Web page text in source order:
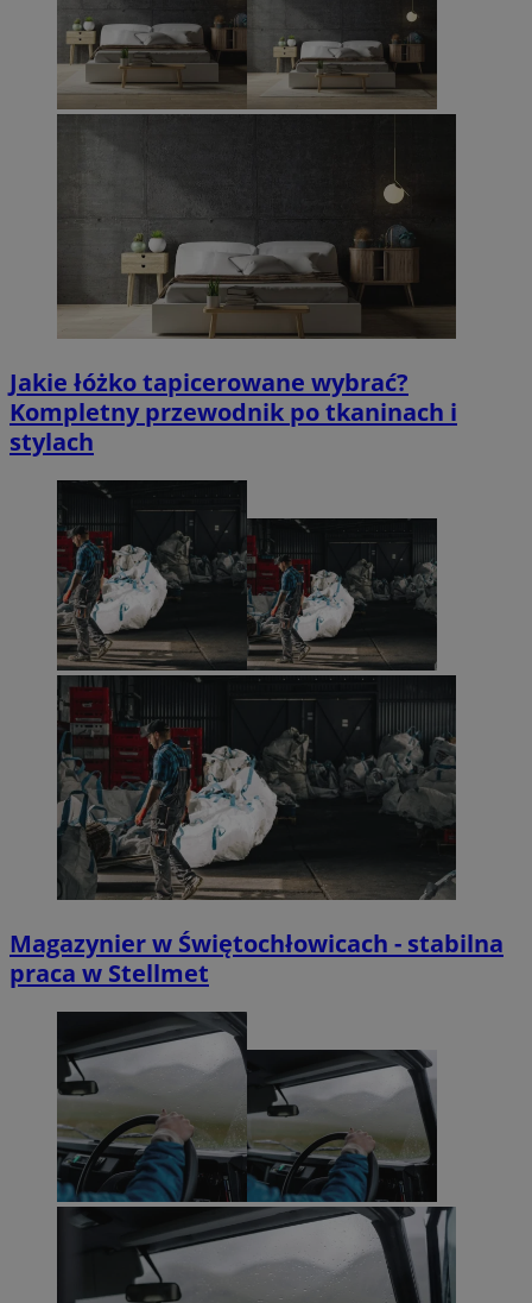
Jakie łóżko tapicerowane wybrać?
Kompletny przewodnik po tkaninach i
stylach
Magazynier w Świętochłowicach - stabilna
praca w Stellmet